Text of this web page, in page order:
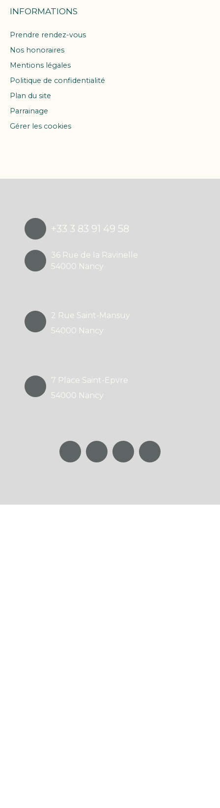
INFORMATIONS
Prendre rendez-vous
Nos honoraires
Mentions légales
Politique de confidentialité
Plan du site
Parrainage
Gérer les cookies
+33 3 83 91 49 58
36 Rue de la Ravinelle
54000 Nancy
2 Rue Saint-Mansuy
54000 Nancy
7 Place Saint-Epvre
54000 Nancy